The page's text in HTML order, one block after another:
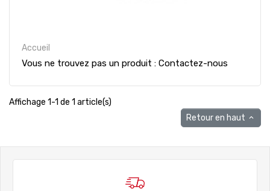
Accueil
Vous ne trouvez pas un produit : Contactez-nous
Affichage 1-1 de 1 article(s)
Retour en haut 